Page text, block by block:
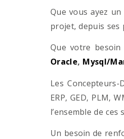
Que vous ayez
projet, depuis ses
Que votre
Oracle, Mysql/
Les Concepteurs-
ERP, GED, PLM,
l’ensemble de ces
Un besoin de